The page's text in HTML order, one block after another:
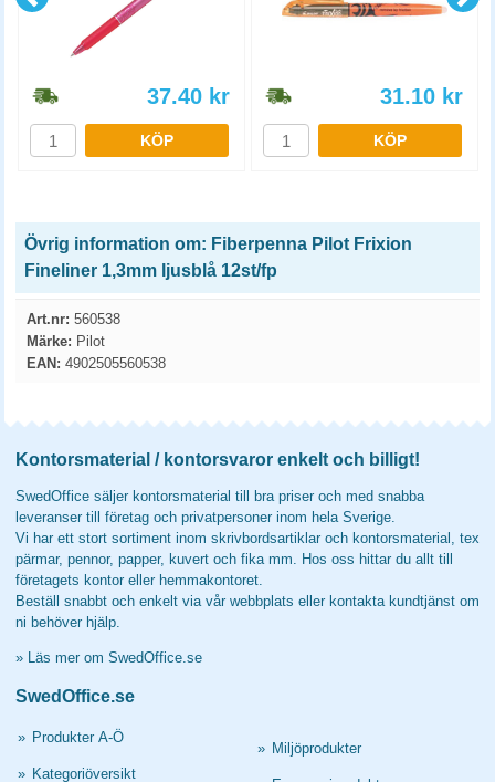
37.40 kr
KÖP
31.10 kr
KÖP
Övrig information om: Fiberpenna Pilot Frixion
Fineliner 1,3mm ljusblå 12st/fp
Art.nr: 560538
Märke: Pilot
EAN: 4902505560538
Kontorsmaterial / kontorsvaror enkelt och billigt!
SwedOffice säljer kontorsmaterial till bra priser och med snabba
leveranser till företag och privatpersoner inom hela Sverige.
Vi har ett stort sortiment inom skrivbordsartiklar och kontorsmaterial, tex
pärmar, pennor, papper, kuvert och fika mm. Hos oss hittar du allt till
företagets kontor eller hemmakontoret.
Beställ snabbt och enkelt via vår webbplats eller kontakta kundtjänst om
ni behöver hjälp.
» Läs mer om SwedOffice.se
SwedOffice.se
» Produkter A-Ö
» Kategoriöversikt
» Miljöprodukter